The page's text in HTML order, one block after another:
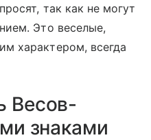
так как не могут
Это веселые,
характером, всегда
Весов-
знаками